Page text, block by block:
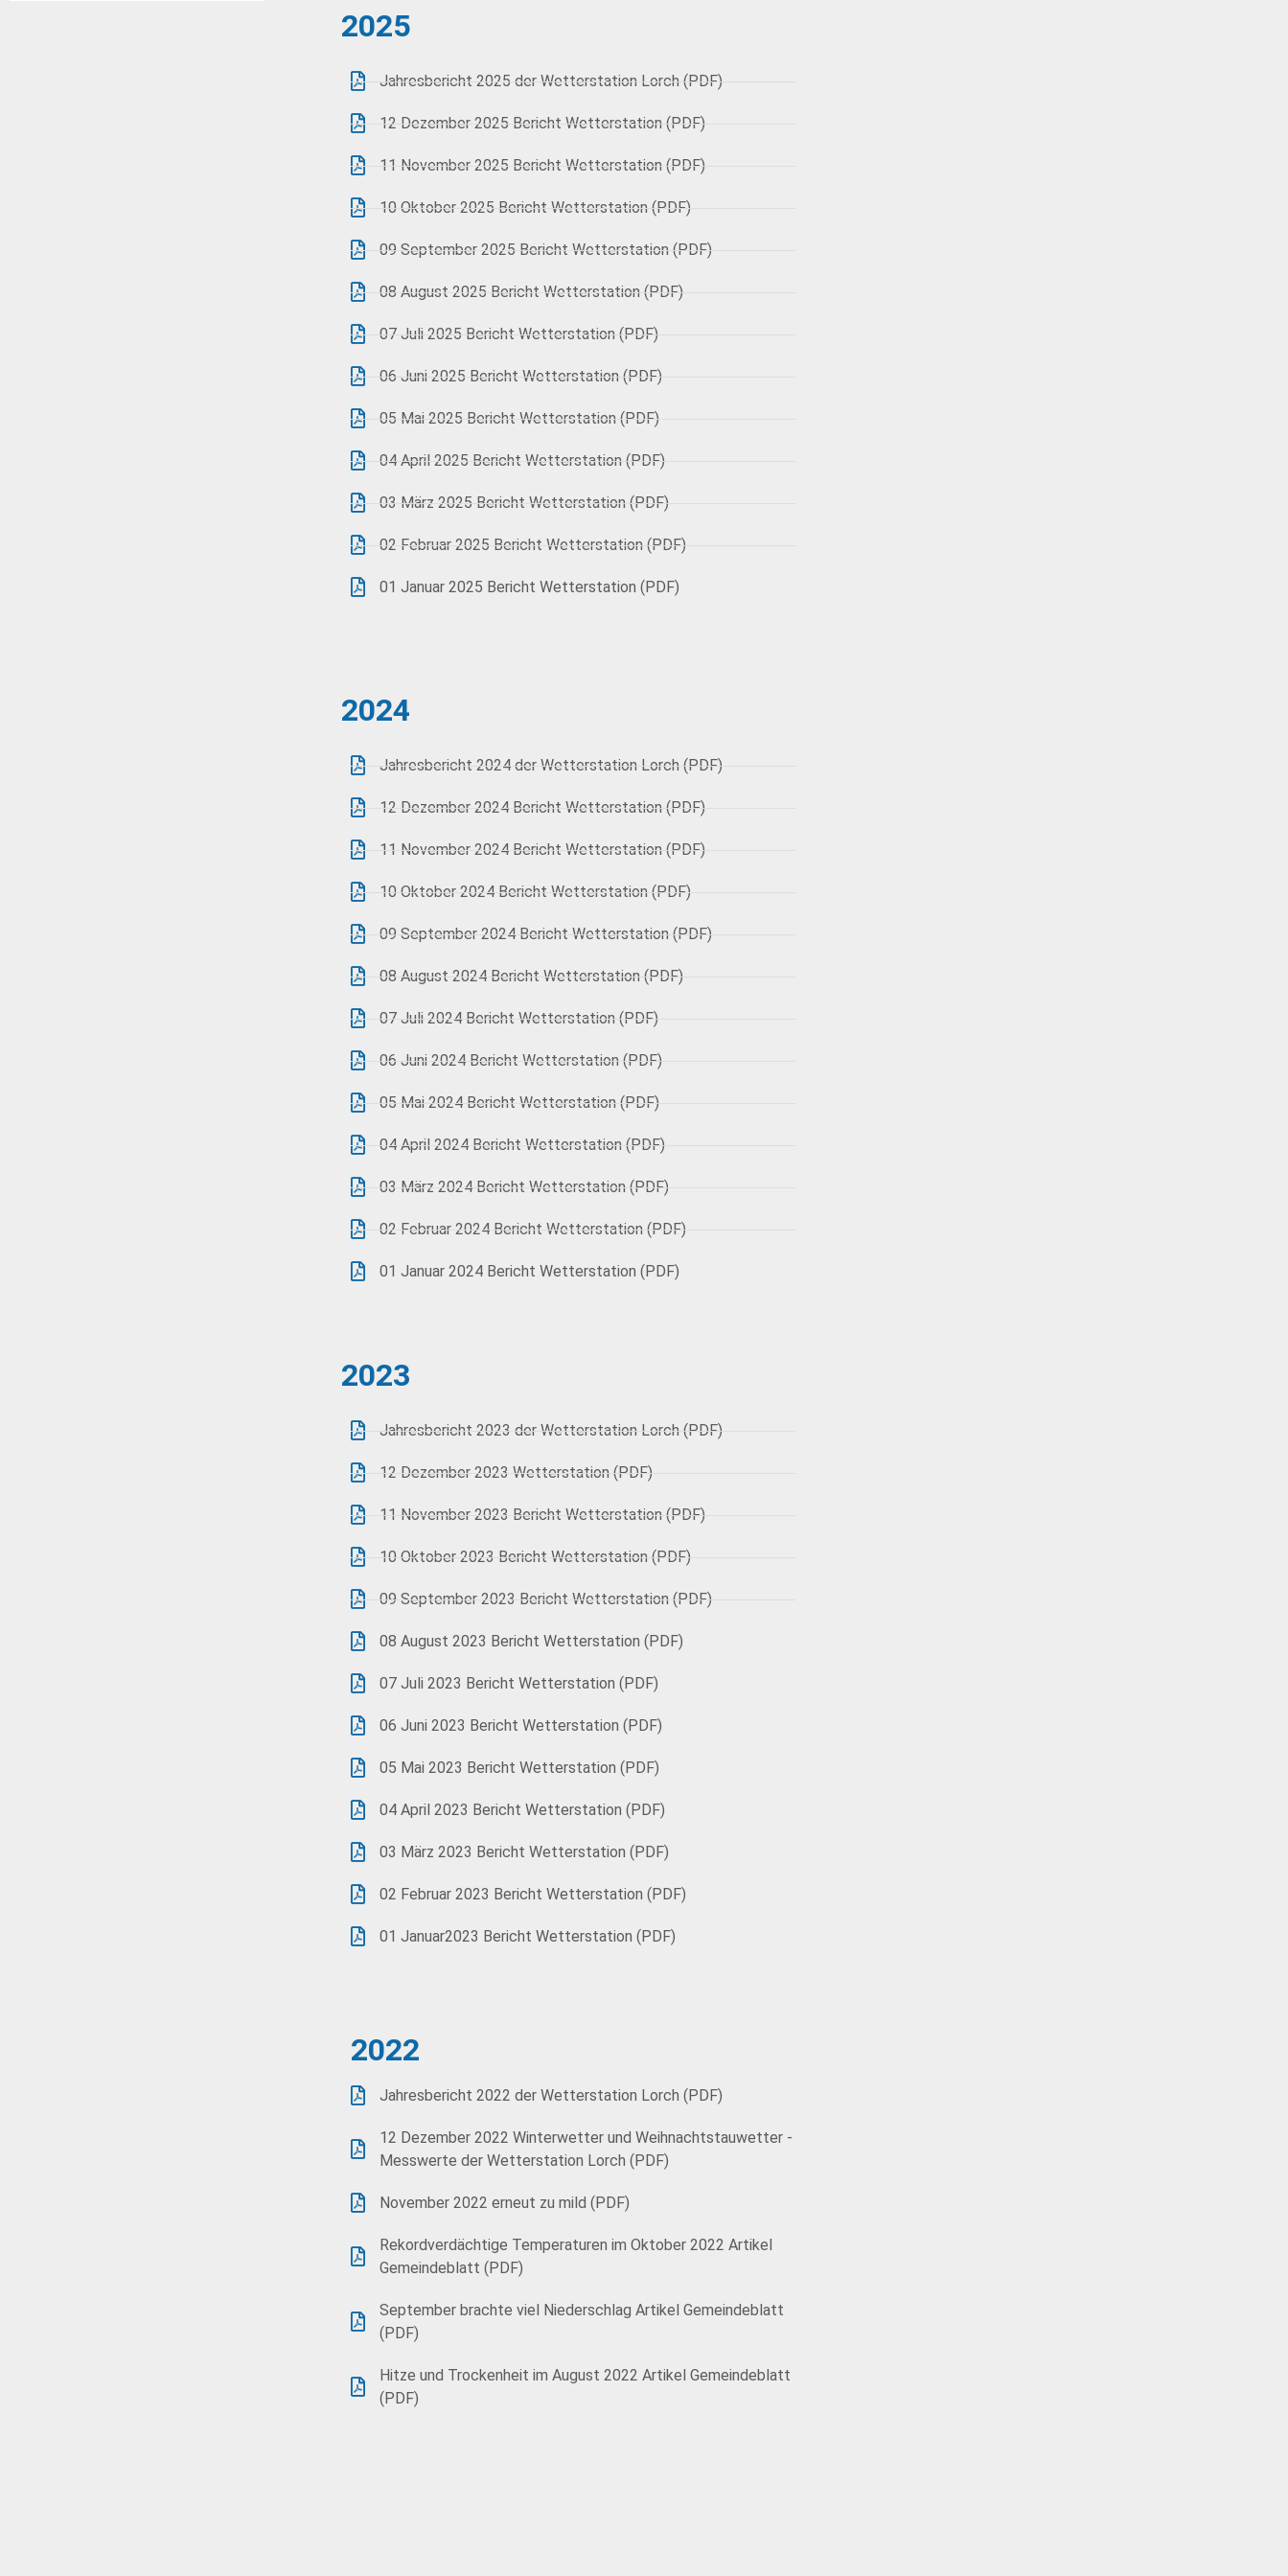
2025
Jahresbericht 2025 der Wetterstation Lorch (PDF)
12 Dezember 2025 Bericht Wetterstation (PDF)
11 November 2025 Bericht Wetterstation (PDF)
10 Oktober 2025 Bericht Wetterstation (PDF)
09 September 2025 Bericht Wetterstation (PDF)
08 August 2025 Bericht Wetterstation (PDF)
07 Juli 2025 Bericht Wetterstation (PDF)
06 Juni 2025 Bericht Wetterstation (PDF)
05 Mai 2025 Bericht Wetterstation (PDF)
04 April 2025 Bericht Wetterstation (PDF)
03 März 2025 Bericht Wetterstation (PDF)
02 Februar 2025 Bericht Wetterstation (PDF)
01 Januar 2025 Bericht Wetterstation (PDF)
2024
Jahresbericht 2024 der Wetterstation Lorch (PDF)
12 Dezember 2024 Bericht Wetterstation (PDF)
11 November 2024 Bericht Wetterstation (PDF)
10 Oktober 2024 Bericht Wetterstation (PDF)
09 September 2024 Bericht Wetterstation (PDF)
08 August 2024 Bericht Wetterstation (PDF)
07 Juli 2024 Bericht Wetterstation (PDF)
06 Juni 2024 Bericht Wetterstation (PDF)
05 Mai 2024 Bericht Wetterstation (PDF)
04 April 2024 Bericht Wetterstation (PDF)
03 März 2024 Bericht Wetterstation (PDF)
02 Februar 2024 Bericht Wetterstation (PDF)
01 Januar 2024 Bericht Wetterstation (PDF)
2023
Jahresbericht 2023 der Wetterstation Lorch (PDF)
12 Dezember 2023 Wetterstation (PDF)
11 November 2023 Bericht Wetterstation (PDF)
10 Oktober 2023 Bericht Wetterstation (PDF)
09 September 2023 Bericht Wetterstation (PDF)
08 August 2023 Bericht Wetterstation (PDF)
07 Juli 2023 Bericht Wetterstation (PDF)
06 Juni 2023 Bericht Wetterstation (PDF)
05 Mai 2023 Bericht Wetterstation (PDF)
04 April 2023 Bericht Wetterstation (PDF)
03 März 2023 Bericht Wetterstation (PDF)
02 Februar 2023 Bericht Wetterstation (PDF)
01 Januar2023 Bericht Wetterstation (PDF)
2022
Jahresbericht 2022 der Wetterstation Lorch (PDF)
12 Dezember 2022 Winterwetter und Weihnachtstauwetter -
Messwerte der Wetterstation Lorch (PDF)
November 2022 erneut zu mild (PDF)
Rekordverdächtige Temperaturen im Oktober 2022 Artikel
Gemeindeblatt (PDF)
September brachte viel Niederschlag Artikel Gemeindeblatt
(PDF)
Hitze und Trockenheit im August 2022 Artikel Gemeindeblatt
(PDF)